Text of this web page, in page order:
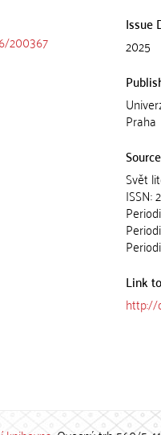
200367
Issue
2025
Praha
Svět
ISSN:
Link
http://